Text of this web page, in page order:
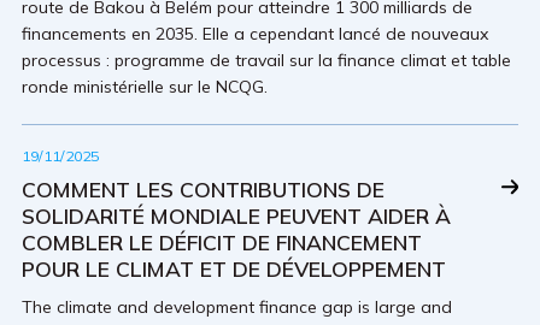
route de Bakou à Belém pour atteindre 1 300 milliards de
financements en 2035. Elle a cependant lancé de nouveaux
processus : programme de travail sur la finance climat et table
ronde ministérielle sur le NCQG.
19/11/2025
COMMENT LES CONTRIBUTIONS DE
SOLIDARITÉ MONDIALE PEUVENT AIDER À
COMBLER LE DÉFICIT DE FINANCEMENT
POUR LE CLIMAT ET DE DÉVELOPPEMENT
The climate and development finance gap is large and